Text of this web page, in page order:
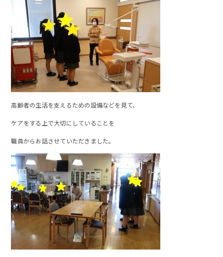
高齢者の生活を支えるための設備などを見て、
ケアをする上で大切にしていることを
職員からお話させていただきました。